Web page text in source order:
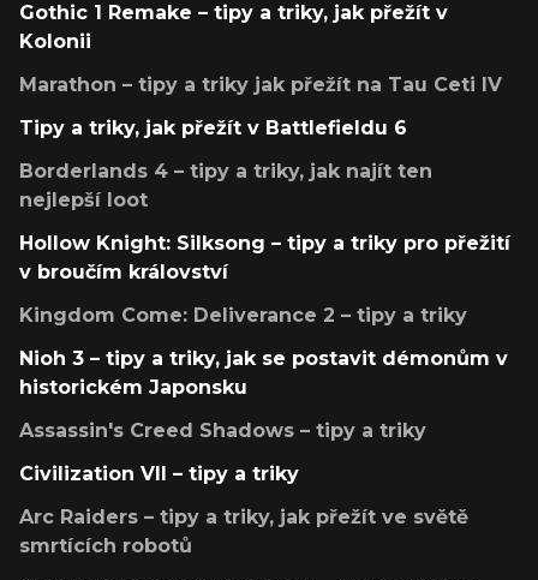
Gothic 1 Remake – tipy a triky, jak přežít v
Kolonii
Marathon – tipy a triky jak přežít na Tau Ceti IV
Tipy a triky, jak přežít v Battlefieldu 6
Borderlands 4 – tipy a triky, jak najít ten
nejlepší loot
Hollow Knight: Silksong – tipy a triky pro přežití
v broučím království
Kingdom Come: Deliverance 2 – tipy a triky
Nioh 3 – tipy a triky, jak se postavit démonům v
historickém Japonsku
Assassin's Creed Shadows – tipy a triky
Civilization VII – tipy a triky
Arc Raiders – tipy a triky, jak přežít ve světě
smrtících robotů